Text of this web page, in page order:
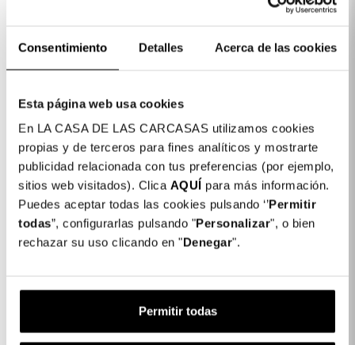
Consentimiento Detalles Acerca de las cookies
Esta página web usa cookies
En LA CASA DE LAS CARCASAS utilizamos cookies
propias y de terceros para fines analíticos y mostrarte
publicidad relacionada con tus preferencias (por ejemplo,
sitios web visitados). Clica AQUÍ para más información.
Puedes aceptar todas las cookies pulsando ‘’Permitir
todas”, configurarlas pulsando "Personalizar", o bien
rechazar su uso clicando en "Denegar".
Permitir todas
Película De Vidro
Temperada Para
Samsung Galaxy M52 5G
Película De Vidro
Temperado Transparente
Para Samsung Galaxy
S21 FE